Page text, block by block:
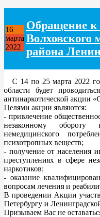
16
марта
2022
Обращение к
Волховского
района
С 14 по 25 марта 2022
области будет
антинаркотической акции
Целями акции являются:
- привлечение
незаконному обороту
немедицинского
психотропных веществ;
- получение от населения
преступлениях в сфере
наркотиков;
- оказание
вопросам лечения и
В проведении Акции
Петербургу и
Призываем Вас не